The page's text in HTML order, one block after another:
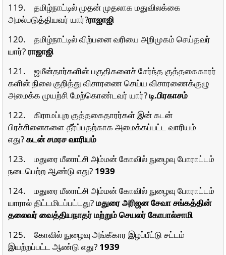
119. தமிழ்நாட்டில் முதன் முதலாக மதுவிலக்கை
அமல்படுத்தியவர் யார்?ராஜாஜி
120. தமிழ்நாட்டில் விற்பனை வரியை அறிமுகம் செய்தவர்
யார்?ராஜாஜி
121. ஜமீன்தார்களின் பகுதிகளைச் சேர்ந்த குத்தகைகாரர்
களின் நிலை குறித்து விசாரணை செய்ய விசாரணைக்குழு
அமைக்க முயற்சி மேற்கொண்டவர் யார்?டி.பிரகாசம்
122. கிராமப்புற குத்தகைதாரர்கள் இன் கடன்
பிரச்சினைகளை தீர்ப்பதற்காக அமைக்கப்பட்ட வாரியம்
எது?கடன் சமரச வாரியம்
123. மதுரை மீனாட்சி அம்மன் கோவில் நுழைவு போராட்டம்
நடைபெற்ற ஆண்டு எது? 1939
124. மதுரை மீனாட்சி அம்மன் கோவில் நுழைவு போராட்டம்
யாரால் திட்டமிடப்பட்டது?மதுரை அரிஜன சேவா சங்கத்தின்
தலைவர் வைத்தியநாதர் மற்றும் செயலர் கோபால்சாமி
125. கோவில் நுழைவு அங்கீகார இழப்பீட்டு சட்டம்
இயற்றப்பட்ட ஆண்டு எது? 1939